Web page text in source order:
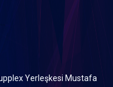
Yerleşkesi Mustafa